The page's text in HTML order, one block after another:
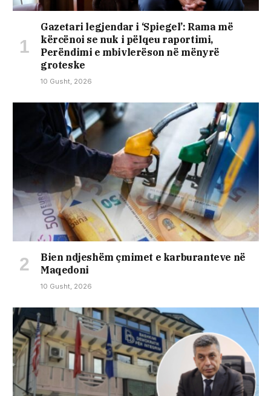
Gazetari legjendar i ‘Spiegel’: Rama më
kërcënoi se nuk i pëlqeu raportimi,
Perëndimi e mbivlerëson në mënyrë
groteske
10 Gusht, 2026
Bien ndjeshëm çmimet e karburanteve në
Maqedoni
10 Gusht, 2026